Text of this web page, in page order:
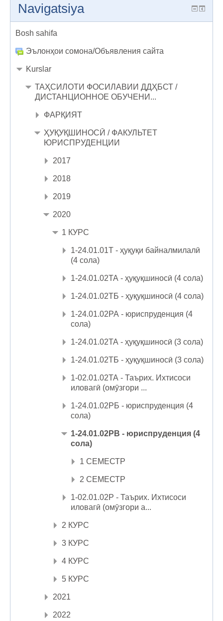
Navigatsiya
Bosh sahifa
Эълонҳои сомона/Объявления сайта
Kurslar
ТАҲСИЛОТИ ФОСИЛАВИИ ДДҲБСТ /
ДИСТАНЦИОННОЕ ОБУЧЕНИ...
ФАРҚИЯТ
ҲУҚУҚШИНОСӢ / ФАКУЛЬТЕТ
ЮРИСПРУДЕНЦИИ
2017
2018
2019
2020
1 КУРС
1-24.01.01Т - ҳуқуқи байналмилалӣ
(4 сола)
1-24.01.02ТА - ҳуқуқшиносӣ (4 сола)
1-24.01.02ТБ - ҳуқуқшиносӣ (4 сола)
1-24.01.02РА - юриспруденция (4
сола)
1-24.01.02ТА - ҳуқуқшиносӣ (3 сола)
1-24.01.02ТБ - ҳуқуқшиносӣ (3 сола)
1-02.01.02ТА - Таърих. Ихтисоси
иловагӣ (омӯзгори ...
1-24.01.02РБ - юриспруденция (4
сола)
1-24.01.02РВ - юриспруденция (4
сола)
1 СЕМЕСТР
2 СЕМЕСТР
1-02.01.02Р - Таърих. Ихтисоси
иловагӣ (омӯзгори а...
2 КУРС
3 КУРС
4 КУРС
5 КУРС
2021
2022